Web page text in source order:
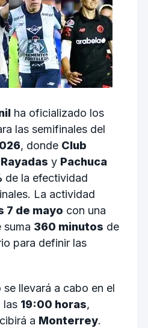
ha oficializado los
las semifinales del
, donde Club
Rayadas y Pachuca
de la efectividad
La actividad
7 de mayo con una
suma 360 minutos de
para definir las
se llevará a cabo en el
las 19:00 horas,
a Monterrey.